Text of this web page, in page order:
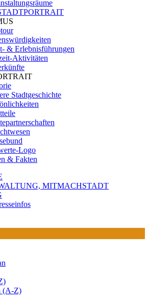
& Erlebnisführungen
Aktivitäten
Stadtgeschichte
Logo
& Fakten
MITMACHSTADT
(A-Z)